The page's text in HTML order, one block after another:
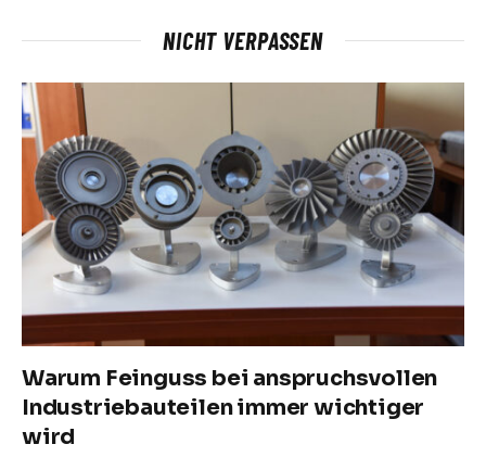
NICHT VERPASSEN
Warum Feinguss bei anspruchsvollen
Industriebauteilen immer wichtiger
wird